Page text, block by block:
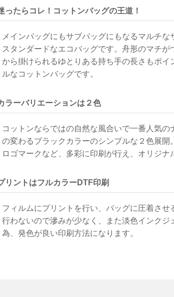
ったらコレ！コットンバッグの王道！
メインバッグにもサブバッグにもなるマルチ
スタンダードなエコバッグです。舟形のマチ
から掛けられるゆとりある持ち手の長さもポ
ルなコットンバッグです。
ラーバリエーションは２色
コットンならではの自然な風合いで一番人気
の変わるブラックカラーのシンプルな２色展
ロゴマークなど、多彩に印刷が行え、オリジナ
リントはフルカラーDTF印刷
フィルムにプリントを行い、バッグに圧着さ
行わないので滲みが少なく、また淡色インク
為、発色が良い印刷方法になります。